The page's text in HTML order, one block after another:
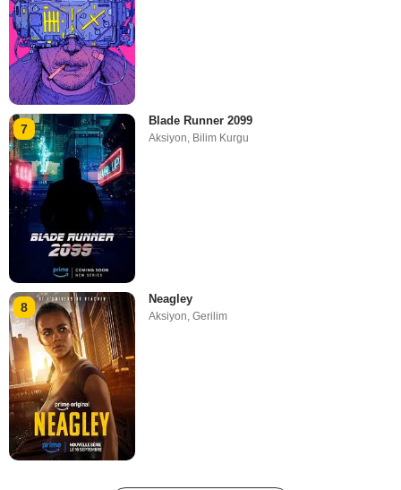
7
Blade Runner 2099
Aksiyon, Bilim Kurgu
8
Neagley
Aksiyon ,Gerilim